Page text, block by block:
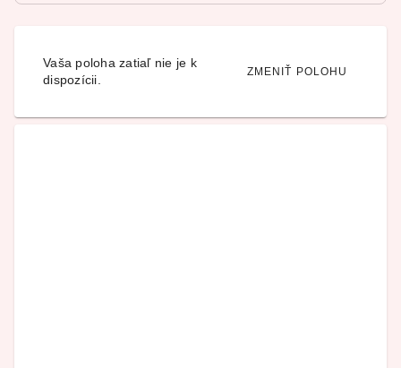
Vaša poloha zatiaľ nie je k
dispozícii.
ZMENIŤ POLOHU